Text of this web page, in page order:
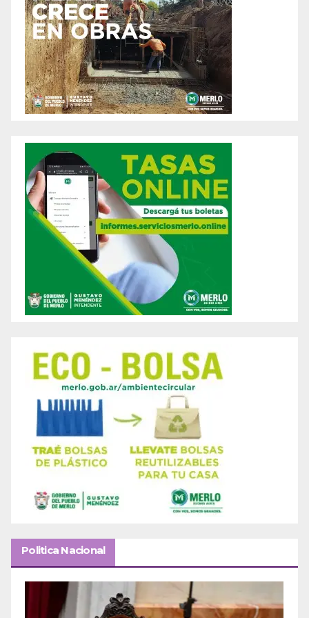
Politica Nacional